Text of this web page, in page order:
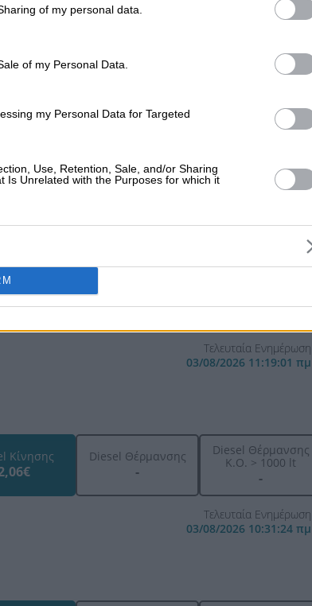
of my personal data.
of my Personal Data.
my Personal Data for Targeted
Use, Retention, Sale, and/or Sharing
Is Unrelated with the Purposes for which it
Τελευταία Ενημέρωση
Diesel Diesel Θέρμανσης
Diesel Θέρμανσης
K.O. > 1000 lt
Τελευταία Ενημέρωση
Diesel Θέρμανσης
- -
Τελευταία Ενημέρωση
03/08/2026 11:19:01 πμ
Κίνησης Diesel Θέρμανσης
-
Diesel Θέρμανσης
K.O. > 1000 lt
-
Τελευταία Ενημέρωση
03/08/2026 10:31:24 πμ